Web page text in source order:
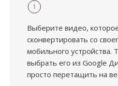
1
Выберите видео,
сконвертировать со
мобильного устройства.
выбрать его из Google
просто перетащить на